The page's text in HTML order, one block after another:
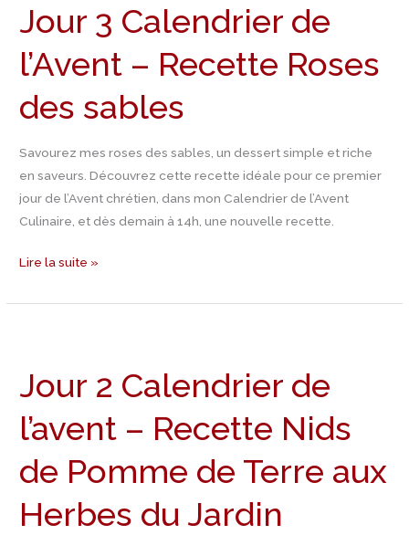
Jour 3 Calendrier de
l’Avent – Recette Roses
des sables
Savourez mes roses des sables, un dessert simple et riche
en saveurs. Découvrez cette recette idéale pour ce premier
jour de l’Avent chrétien, dans mon Calendrier de l’Avent
Culinaire, et dès demain à 14h, une nouvelle recette.
Calendrier
de
l’Avent
Recette
des
sables
Lire la suite »
Jour 2 Calendrier de
l’avent – Recette Nids
de Pomme de Terre aux
Herbes du Jardin
Calendrier
de
l’avent
Recette
de